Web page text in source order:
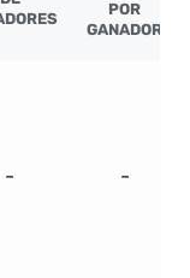
POR
GANADOR
- -